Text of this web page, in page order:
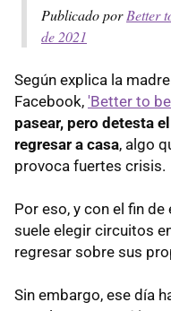
Publicado porBetter
de 2021
Según explica la
Facebook, 'Better to
pasear, pero detesta
regresar a casa, algo
provoca fuertes crisis.
Por eso, y con el fin
suele elegir circuitos
regresar sobre sus
Sin embargo, ese día